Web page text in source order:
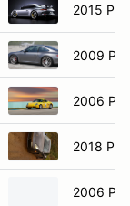
2015
2009
2006
2018
2006